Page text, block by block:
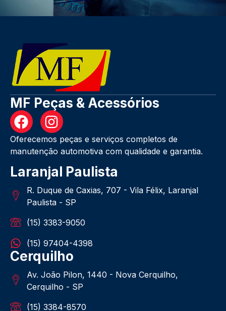
MF Peças & Acessórios
Oferecemos peças e serviços completos de
manutenção automotiva com qualidade e garantia.
Laranjal Paulista
R. Duque de Caxias, 707 - Vila Félix, Laranjal
Paulista - SP
(15) 3383-9050
(15) 97404-4398
Cerquilho
Av. João Pilon, 1440 - Nova Cerquilho,
Cerquilho - SP
(15) 3384-8570